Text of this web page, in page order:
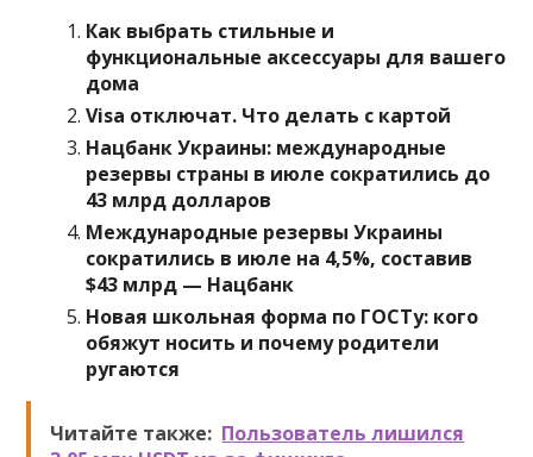
Как выбрать стильные и
функциональные аксессуары для вашего
дома
Visa отключат. Что делать с картой
Нацбанк Украины: международные
резервы страны в июле сократились до
43 млрд долларов
Международные резервы Украины
сократились в июле на 4,5%, составив
$43 млрд — Нацбанк
Новая школьная форма по ГОСТу: кого
обяжут носить и почему родители
ругаются
Читайте также: Пользователь лишился